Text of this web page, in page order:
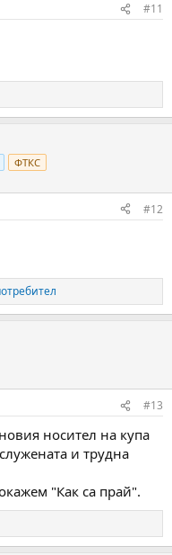
#11
ФТКС
#12
#13
носител на купа
и трудна
"Как са прай".